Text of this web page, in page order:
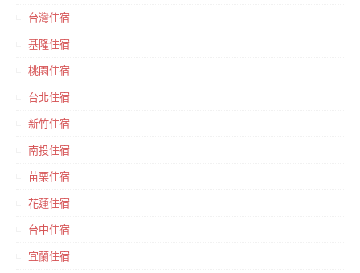
台灣住宿
基隆住宿
桃園住宿
台北住宿
新竹住宿
南投住宿
苗栗住宿
花蓮住宿
台中住宿
宜蘭住宿